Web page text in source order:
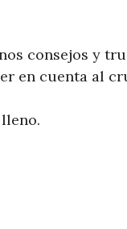
consejos y
en cuenta al